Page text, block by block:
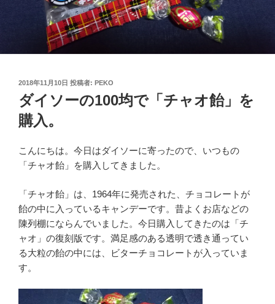
投
日:
2018年11月10日 投稿者: PEKO
ダイソーの100均で「チャオ飴」を
購入。
こんにちは。今日はダイソーに寄ったので、いつもの
「チャオ飴」を購入してきました。
「チャオ飴」は、1964年に発売された、チョコレートが
飴の中に入っているキャンデーです。昔よくお店などの
陳列棚にならんでいました。今日購入してきたのは「チ
ャオ」の復刻版です。満足感のある透明で透き通ってい
る大粒の飴の中には、ビターチョコレートが入っていま
す。